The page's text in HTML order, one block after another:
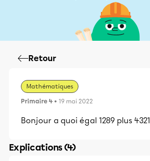
Retour
Mathématiques
Primaire 4 • 19 mai 2022
Bonjour a quoi égal 1289 plus 4321
Explications (4)